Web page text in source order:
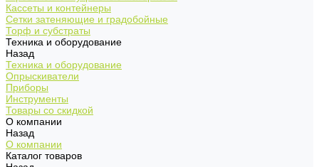
Кассеты и контейнеры
Сетки затеняющие и градобойные
Торф и субстраты
Техника и оборудование
Назад
Техника и оборудование
Опрыскиватели
Приборы
Инструменты
Товары со скидкой
О компании
Назад
О компании
Каталог товаров